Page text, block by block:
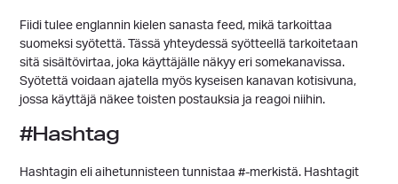
Fiidi tulee englannin kielen sanasta feed, mikä tarkoittaa
suomeksi syötettä. Tässä yhteydessä syötteellä tarkoitetaan
sitä sisältövirtaa, joka käyttäjälle näkyy eri somekanavissa.
Syötettä voidaan ajatella myös kyseisen kanavan kotisivuna,
jossa käyttäjä näkee toisten postauksia ja reagoi niihin.
#Hashtag
Hashtagin eli aihetunnisteen tunnistaa #-merkistä. Hashtagit